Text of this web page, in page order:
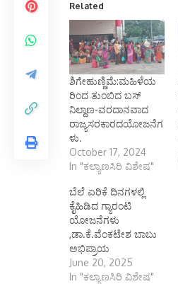
Related
ಶಿಗೇಹುಣ್ಣಿಮೆ:ಮಹಿಳೆಯ
ರಿಂದ ತುಂಬಿದ ಬಸ್
ನಿಲ್ದಾಣ-ವರದಾನವಾದ
ರಾಜ್ಯಸರಕಾರದಯೋಜನೆಗ
ಳು.
October 17, 2024
In "ಕಲ್ಯಾಣಸಿರಿ ವಿಶೇಷ"
ಬೆಲೆ ಏರಿಕೆ ದಿನಗಳಲ್ಲಿ
ಕೈಹಿಡಿದ ಗ್ಯಾರಂಟಿ
ಯೋಜನೆಗಳು
,ಡಾ.ಕೆ.ವೆಂಕಟೇಶ ಬಾಬು
ಅಭಿಪ್ರಾಯ
June 20, 2025
In "ಕಲ್ಯಾಣಸಿರಿ ವಿಶೇಷ"